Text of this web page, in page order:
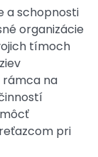
a schopnosti
organizácie
tímoch
rámca na
pri